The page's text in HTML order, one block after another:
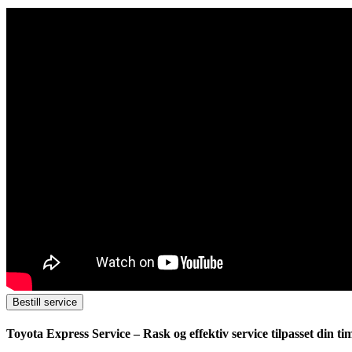
Bestill service
Toyota Express Service – Rask og effektiv service tilpasset din